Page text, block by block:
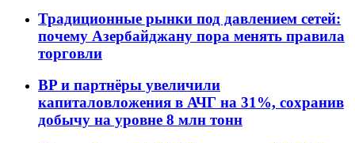
Традиционные рынки под давлением сетей:
почему Азербайджану пора менять правила
торговли
BP и партнёры увеличили
капиталовложения в АЧГ на 31%, сохранив
добычу на уровне 8 млн тонн